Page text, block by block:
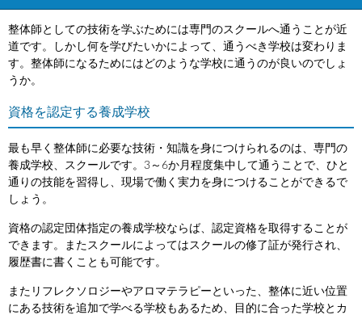
整体師としての技術を学ぶためには専門のスクールへ通うことが近
道です。しかし何を学びたいかによって、通うべき学校は変わりま
す。整体師になるためにはどのような学校に通うのが良いのでしょ
うか。
資格を認定する養成学校
最も早く整体師に必要な技術・知識を身につけられるのは、専門の
養成学校、スクールです。3～6か月程度集中して通うことで、ひと
通りの技能を習得し、現場で働く実力を身につけることができるで
しょう。
資格の認定団体指定の養成学校ならば、認定資格を取得することが
できます。またスクールによってはスクールの修了証が発行され、
履歴書に書くことも可能です。
またリフレクソロジーやアロマテラピーといった、整体に近い位置
にある技術を追加で学べる学校もあるため、目的に合った学校とカ